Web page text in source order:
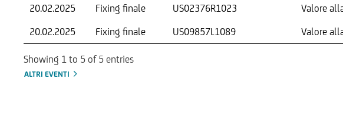
20.02.2025
Fixing finale US02376R1023 Valore
20.02.2025
Fixing finale US09857L1089 Valore
Showing 1 to 5 of 5 entries
ALTRI EVENTI